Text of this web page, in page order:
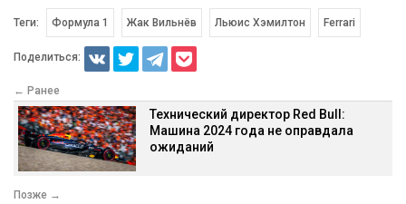
Теги: Формула 1 Жак Вильнёв Льюис Хэмилтон Ferrari
Поделиться:
← Ранее
Технический директор Red Bull:
Машина 2024 года не оправдала
ожиданий
Позже →